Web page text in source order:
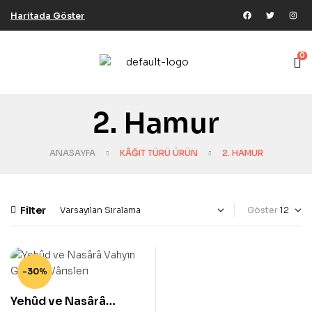
Haritada Göster
0
2. Hamur
ANASAYFA KÂĞIT TÜRÜ ÜRÜN 2. HAMUR
Filter Göster
-30%
Yehûd ve Nasârâ